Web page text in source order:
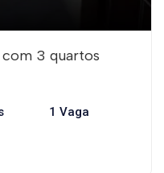
3 quartos
1 Vaga